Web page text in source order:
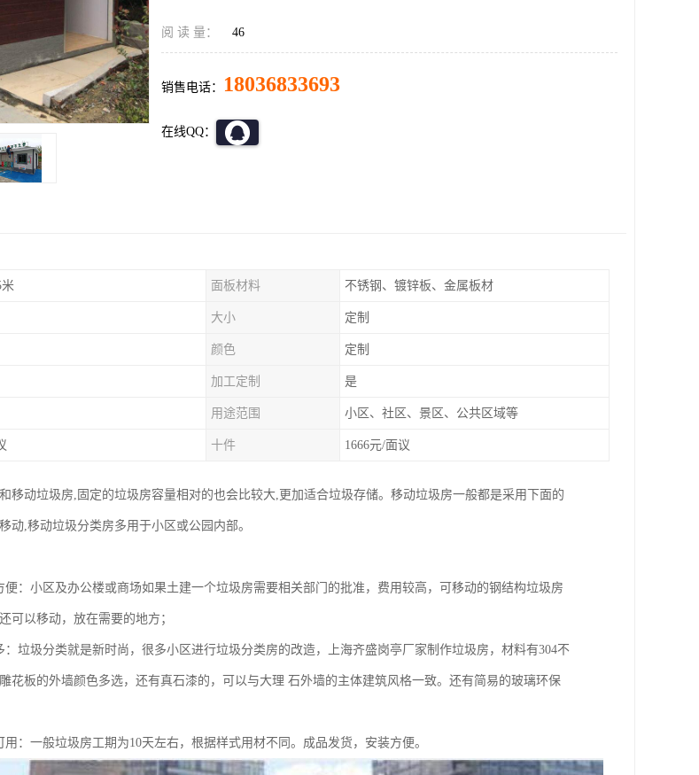
阅 读 量： 46
销售电话： 18036833693
在线QQ：
米 面板材料 不锈钢、镀锌板、金属板材
大小 定制
颜色 定制
加工定制 是
用途范围 小区、社区、景区、公共区域等
十件 1666元/面议
移动垃圾房,固定的垃圾房容量相对的也会比较大,更加适合垃圾存储。移动垃圾房一般都是采用下面的
动,移动垃圾分类房多用于小区或公园内部。
便：小区及办公楼或商场如果土建一个垃圾房需要相关部门的批准，费用较高，可移动的钢结构垃圾房
可以移动，放在需要的地方；
垃圾分类就是新时尚，很多小区进行垃圾分类房的改造，上海齐盛岗亭厂家制作垃圾房，材料有304不
花板的外墙颜色多选，还有真石漆的，可以与大理 石外墙的主体建筑风格一致。还有简易的玻璃环保
：一般垃圾房工期为10天左右，根据样式用材不同。成品发货，安装方便。